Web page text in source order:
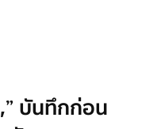
บันทึกก่อน